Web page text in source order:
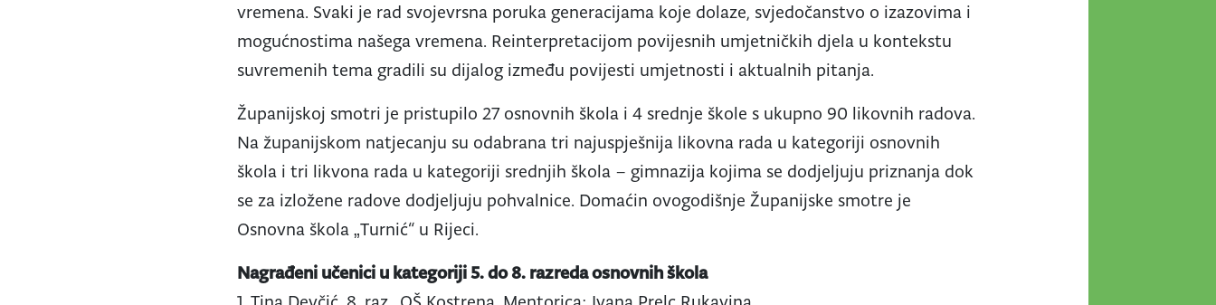
vremena. Svaki je rad svojevrsna poruka generacijama koje dolaze, svjedočanstvo o izazovima i
mogućnostima našega vremena. Reinterpretacijom povijesnih umjetničkih djela u kontekstu
suvremenih tema gradili su dijalog između povijesti umjetnosti i aktualnih pitanja.
Županijskoj smotri je pristupilo 27 osnovnih škola i 4 srednje škole s ukupno 90 likovnih radova.
Na županijskom natjecanju su odabrana tri najuspješnija likovna rada u kategoriji osnovnih
škola i tri likvona rada u kategoriji srednjih škola – gimnazija kojima se dodjeljuju priznanja dok
se za izložene radove dodjeljuju pohvalnice. Domaćin ovogodišnje Županijske smotre je
Osnovna škola „Turnić“ u Rijeci.
Nagrađeni učenici u kategoriji 5. do 8. razreda osnovnih škola